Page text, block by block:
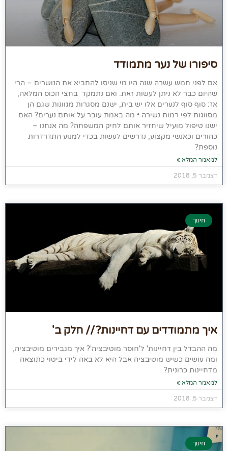
סיפורו של נער מתמודד
אם לפני חמש עשרה שנה היו מי שניסו להחביא את הנושרים – הרי
שהיום כבר לא ניתן לעשות זאת. ואם נתמקד בחצי הכוס המלאה,
אז: סוף סוף לנערים אלו יש בית, ישנם מסגרות מגוונות שגם הן
מסווגות לפי רמות נשירה • מה באמת עובר על אותם נערים? האם
ישנו טיפול מועיל שיחזיר אותם לחיק המשפחה? מה אנחנו –
כהורים וכאנשי מקצוע, נדרשים לעשות בכדי למנוע התדרדרות
נוספת?
למאמר המלא »
דצמבר 5, 2018
חינוך
איך מתמודדים עם דחיינות? // חלק ב'
מה ההבדל בין דחיינות' ל'חוסר מוטיבציה'? איך מגבירים מוטיבציה,
ומה עושים כשיש מוטיבציה אבל היא לא באה לידי ביטוי כתוצאה
מדחיינות כרונית?
למאמר המלא »
דצמבר 5, 2018
חינוך